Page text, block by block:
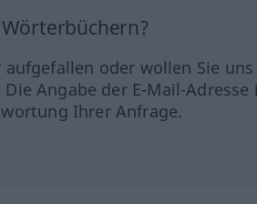
oder wollen Sie
Angabe der E-Mail-
Ihrer Anfrage.